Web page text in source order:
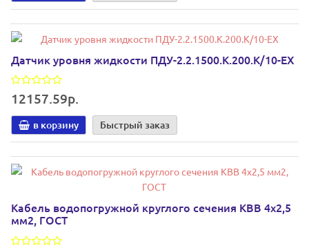
Датчик уровня жидкости ПДУ-2.2.1500.К.200.К/10-ЕХ
12157.59р.
в корзину Быстрый заказ
Кабель водопогружной круглого сечения КВВ 4х2,5
мм2, ГОСТ